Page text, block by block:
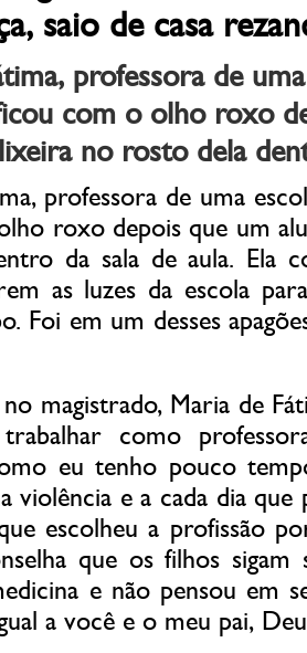
saio de casa
professora de
com o olho roxo
no rosto dela
professora de uma
roxo depois que um
da sala de aula. Ela
as luzes da escola
Foi em um desses
magistrado, Maria de
como
eu tenho pouco
violência e a cada dia que
escolheu a profissão
que os filhos
e não pensou em
a você e o meu pai,